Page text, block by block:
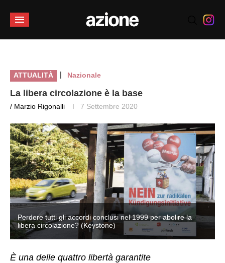
ATTUALITÀ | Nazionale
La libera circolazione è la base
/ Marzio Rigonalli 7 Settembre 2020
Perdere tutti gli accordi conclusi nel 1999 per abolire la
libera circolazione? (Keystone)
È una delle quattro libertà garantite